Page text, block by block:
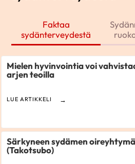
Faktaa
sydänterveydestä
Mielen hyvinvointia voi
arjen teoilla
LUE ARTIKKELI
Särkyneen sydämen oireyhtymä
(Takotsubo)